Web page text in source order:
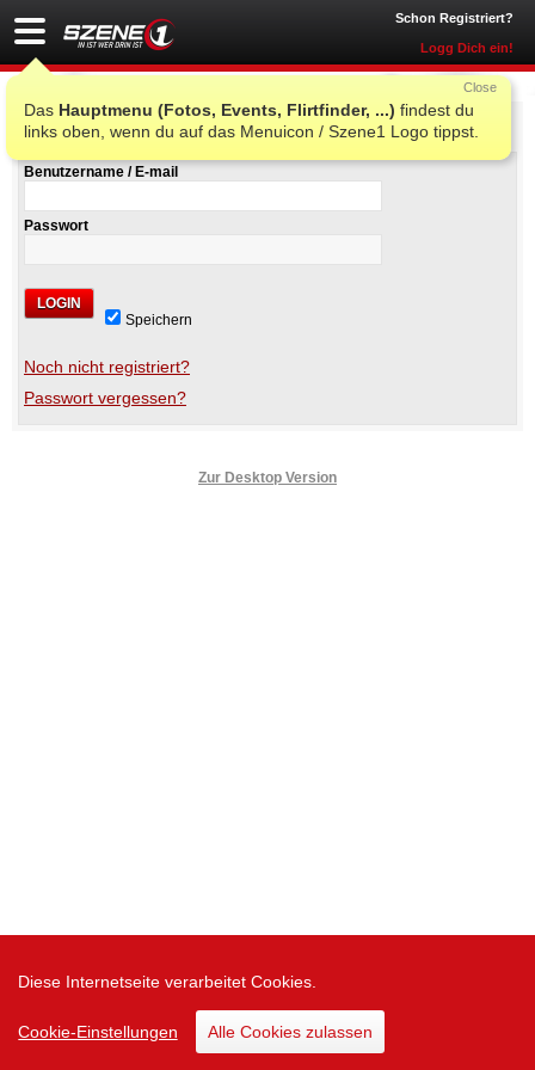
Diese Internetseite verarbeitet Cookies.
Cookie-Einstellungen Alle Cookies zulassen
Schon Registriert?
Logg Dich ein!
Das Hauptmenu (Fotos, Events, Flirtfinder, ...) findest du
links oben, wenn du auf das Menuicon / Szene1 Logo tippst.
Close
Szene1 Login
Benutzername / E-mail
Passwort
LOGIN
Speichern
Noch nicht registriert?
Passwort vergessen?
Zur Desktop Version